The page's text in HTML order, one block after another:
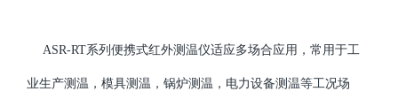
ASR-RT系列便携式红外测温仪适应多场合应用，常用于工
业生产测温，模具测温，锅炉测温，电力设备测温等工况场